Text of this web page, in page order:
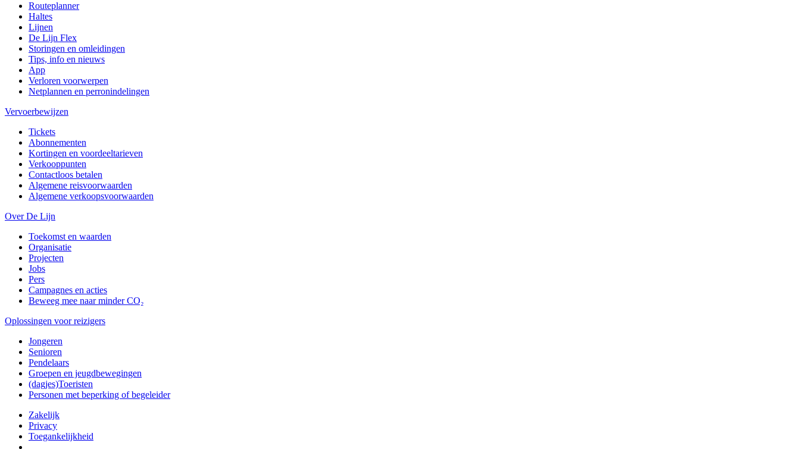
Routeplanner
Haltes
Lijnen
De Lijn Flex
Storingen en omleidingen
Tips, info en nieuws
App
Verloren voorwerpen
Netplannen en perronindelingen
Vervoerbewijzen
Tickets
Abonnementen
Kortingen en voordeeltarieven
Verkooppunten
Contactloos betalen
Algemene reisvoorwaarden
Algemene verkoopsvoorwaarden
Over De Lijn
Toekomst en waarden
Organisatie
Projecten
Jobs
Pers
Campagnes en acties
Beweeg mee naar minder CO₂
Oplossingen voor reizigers
Jongeren
Senioren
Pendelaars
Groepen en jeugdbewegingen
(dagjes)Toeristen
Personen met beperking of begeleider
Zakelijk
Privacy
Toegankelijkheid